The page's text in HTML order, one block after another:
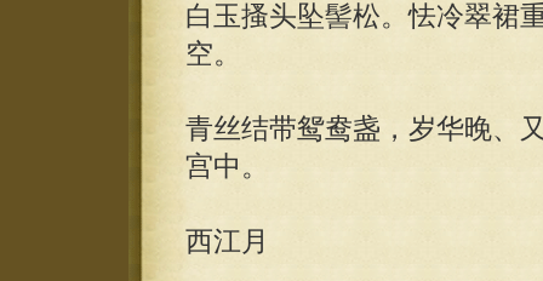
白玉搔头坠髻松。怯冷翠裙
空。
青丝结带鸳鸯盏，岁华晚、
宫中。
西江月